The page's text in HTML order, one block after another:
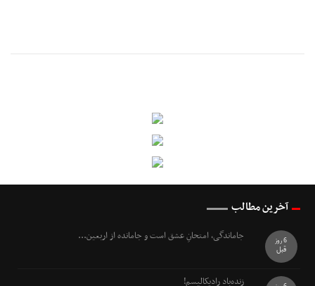
آخرین مطالب
جاماندگی، امتحانِ عشق است و جامانده از اربعین...
6 روز
قبل
زنده‌باد رادیکالیسم!